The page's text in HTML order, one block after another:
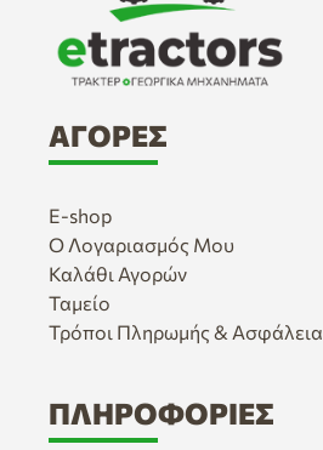
ΑΓΟΡΈΣ
E-shop
Ο Λογαριασμός Μου
Καλάθι Αγορών
Ταμείο
Τρόποι Πληρωμής & Ασφάλεια
ΠΛΗΡΟΦΟΡΊΕΣ